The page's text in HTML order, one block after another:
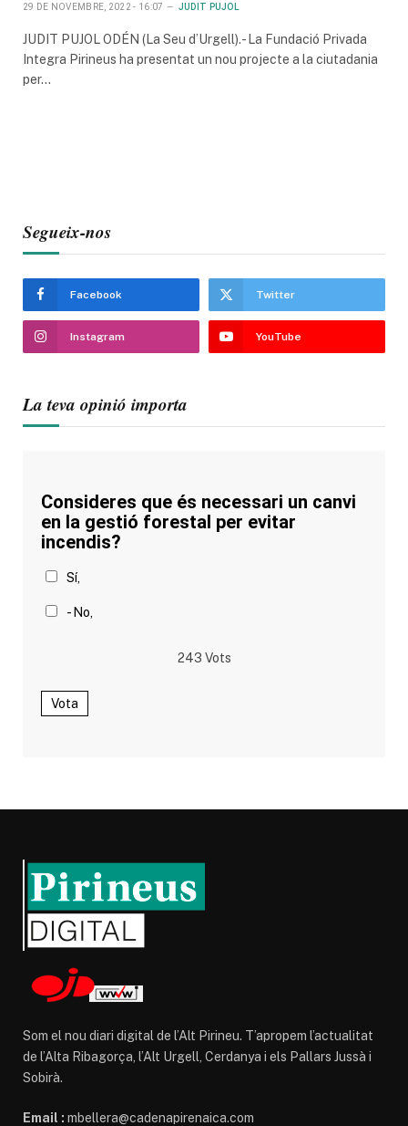
29 DE NOVEMBRE, 2022 - 16:07 JUDIT PUJOL
JUDIT PUJOL ODÉN (La Seu d’Urgell).- La Fundació Privada
Integra Pirineus ha presentat un nou projecte a la ciutadania
per…
Segueix-nos
Facebook Twitter
Instagram YouTube
La teva opinió importa
Consideres que és necessari un canvi
en la gestió forestal per evitar
incendis?
Sí,
- No,
243 Vots
Vota
Som el nou diari digital de l’Alt Pirineu. T’apropem l’actualitat
de l’Alta Ribagorça, l’Alt Urgell, Cerdanya i els Pallars Jussà i
Sobirà.
Email : mbellera@cadenapirenaica.com